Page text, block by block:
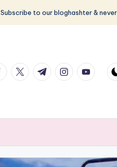
Subscribe to our bloghashter &
twitter.com
t.me instagram.com